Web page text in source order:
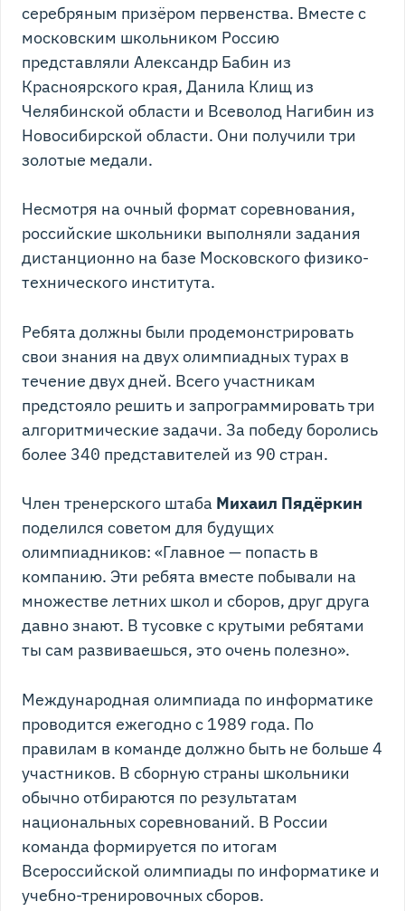
серебряным призёром первенства. Вместе с
московским школьником Россию
представляли Александр Бабин из
Красноярского края, Данила Клищ из
Челябинской области и Всеволод Нагибин из
Новосибирской области. Они получили три
золотые медали.
Несмотря на очный формат соревнования,
российские школьники выполняли задания
дистанционно на базе Московского физико-
технического института.
Ребята должны были продемонстрировать
свои знания на двух олимпиадных турах в
течение двух дней. Всего участникам
предстояло решить и запрограммировать три
алгоритмические задачи. За победу боролись
более 340 представителей из 90 стран.
Член тренерского штаба Михаил Пядёркин
поделился советом для будущих
олимпиадников: «Главное — попасть в
компанию. Эти ребята вместе побывали на
множестве летних школ и сборов, друг друга
давно знают. В тусовке с крутыми ребятами
ты сам развиваешься, это очень полезно».
Международная олимпиада по информатике
проводится ежегодно с 1989 года. По
правилам в команде должно быть не больше 4
участников. В сборную страны школьники
обычно отбираются по результатам
национальных соревнований. В России
команда формируется по итогам
Всероссийской олимпиады по информатике и
учебно-тренировочных сборов.